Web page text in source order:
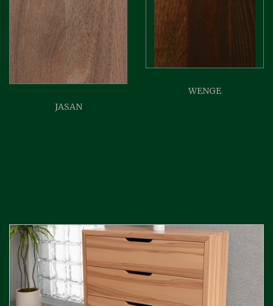
JASAN
WENGE